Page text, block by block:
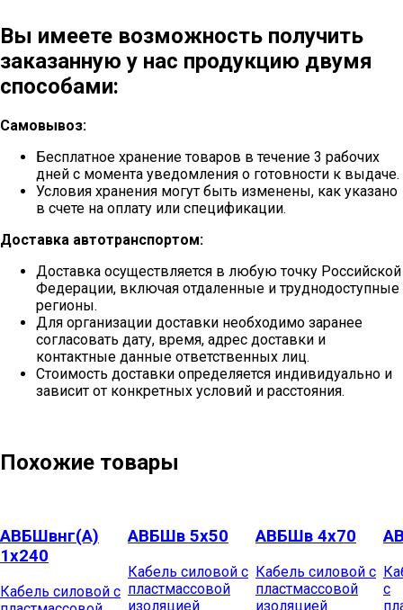
Вы имеете возможность получить
заказанную у нас продукцию двумя
способами:
Самовывоз:
Бесплатное хранение товаров в течение 3 рабочих
дней с момента уведомления о готовности к выдаче.
Условия хранения могут быть изменены, как указано
в счете на оплату или спецификации.
Доставка автотранспортом:
Доставка осуществляется в любую точку Российской
Федерации, включая отдаленные и труднодоступные
регионы.
Для организации доставки необходимо заранее
согласовать дату, время, адрес доставки и
контактные данные ответственных лиц.
Стоимость доставки определяется индивидуально и
зависит от конкретных условий и расстояния.
Похожие товары
АВБШвнг(А)
1х240
Кабель силовой с
АВБШв 5х50
Кабель силовой с
пластмассовой
изоляцией
АВБШв 4х70
Кабель силовой с
пластмассовой
изоляцией
с